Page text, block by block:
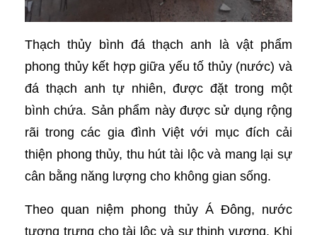
Thạch thủy bình đá thạch anh là vật phẩm
phong thủy kết hợp giữa yếu tố thủy (nước) và
đá thạch anh tự nhiên, được đặt trong một
bình chứa. Sản phẩm này được sử dụng rộng
rãi trong các gia đình Việt với mục đích cải
thiện phong thủy, thu hút tài lộc và mang lại sự
cân bằng năng lượng cho không gian sống.
Theo quan niệm phong thủy Á Đông, nước
tượng trưng cho tài lộc và sự thịnh vượng. Khi